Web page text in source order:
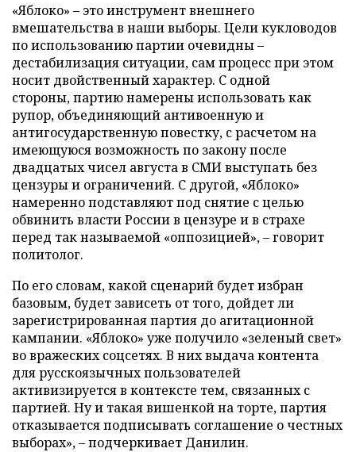
«Яблоко» – это инструмент внешнего
вмешательства в наши выборы. Цели кукловодов
по использованию партии очевидны –
дестабилизация ситуации, сам процесс при этом
носит двойственный характер. С одной
стороны, партию намерены использовать как
рупор, объединяющий антивоенную и
антигосударственную повестку, с расчетом на
имеющуюся возможность по закону после
двадцатых чисел августа в СМИ выступать без
цензуры и ограничений. С другой, «Яблоко»
намеренно подставляют под снятие с целью
обвинить власти России в цензуре и в страхе
перед так называемой «оппозицией», – говорит
политолог.
По его словам, какой сценарий будет избран
базовым, будет зависеть от того, дойдет ли
зарегистрированная партия до агитационной
кампании. «Яблоко» уже получило «зеленый свет»
во вражеских соцсетях. В них выдача контента
для русскоязычных пользователей
активизируется в контексте тем, связанных с
партией. Ну и такая вишенкой на торте, партия
отказывается подписывать соглашение о честных
выборах», – подчеркивает Данилин.